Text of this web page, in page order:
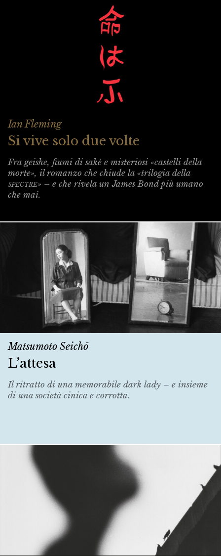
Ian Fleming
Si vive solo due volte
Fra geishe, fiumi di sakè e misteriosi «castelli della
morte», il romanzo che chiude la «trilogia della
spectre» – e che rivela un James Bond più umano
che mai.
Matsumoto Seichō
L’attesa
Il ritratto di una memorabile dark lady – e insieme
di una società cinica e corrotta.